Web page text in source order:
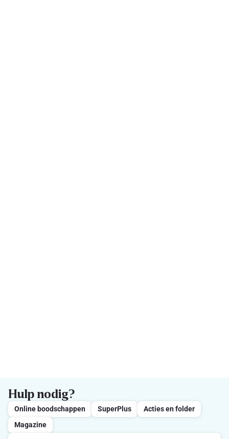
Hulp nodig?
Online boodschappen SuperPlus
Acties en folder
Magazine